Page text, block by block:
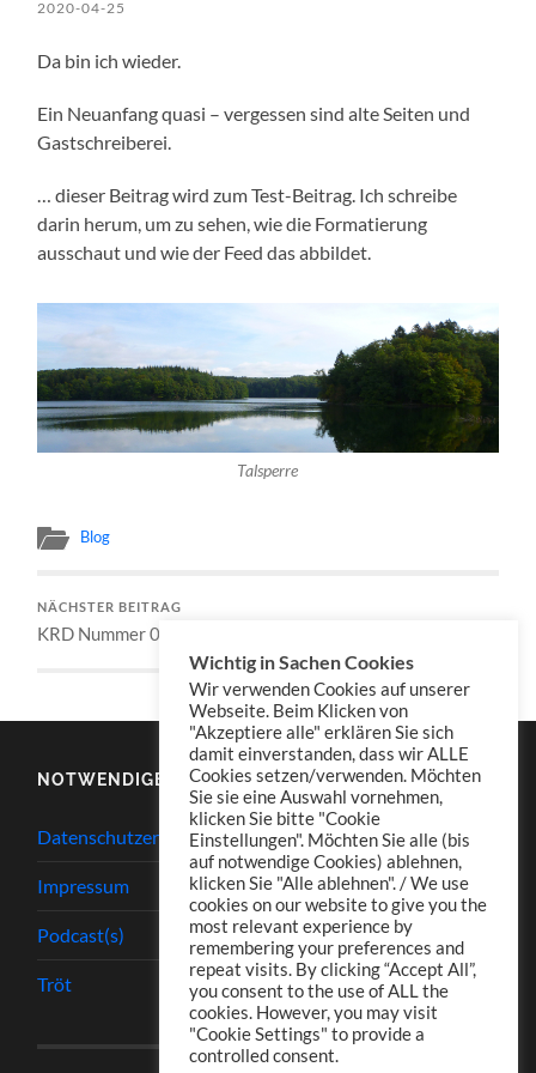
2020-04-25
Da bin ich wieder.
Ein Neuanfang quasi – vergessen sind alte Seiten und
Gastschreiberei.
… dieser Beitrag wird zum Test-Beitrag. Ich schreibe
darin herum, um zu sehen, wie die Formatierung
ausschaut und wie der Feed das abbildet.
Talsperre
Blog
NÄCHSTER BEITRAG
KRD Nummer 016
NOTWENDIGES
Datenschutzerklärung
Impressum
Podcast(s)
Tröt
Wichtig in Sachen Cookies
Wir verwenden Cookies auf unserer
Webseite. Beim Klicken von
"Akzeptiere alle" erklären Sie sich
damit einverstanden, dass wir ALLE
Cookies setzen/verwenden. Möchten
Sie sie eine Auswahl vornehmen,
klicken Sie bitte "Cookie
Einstellungen". Möchten Sie alle (bis
auf notwendige Cookies) ablehnen,
klicken Sie "Alle ablehnen". / We use
cookies on our website to give you the
most relevant experience by
remembering your preferences and
repeat visits. By clicking “Accept All”,
you consent to the use of ALL the
cookies. However, you may visit
"Cookie Settings" to provide a
controlled consent.